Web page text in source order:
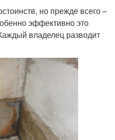
но прежде всего –
эффективно это
владелец разводит